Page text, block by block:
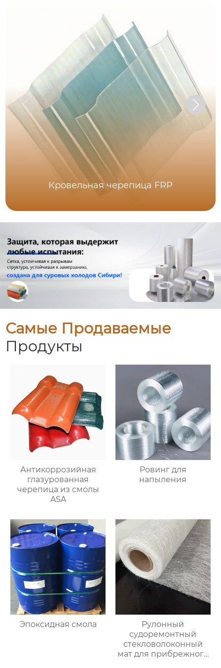
Кровельная черепица FRP
Самые Продаваемые
Продукты
Антикоррозийная
глазурованная
черепица из смолы
ASA
Ровинг для
напыления
Эпоксидная смола
Рулонный
судоремонтный
стекловолоконный
мат для прибрежного